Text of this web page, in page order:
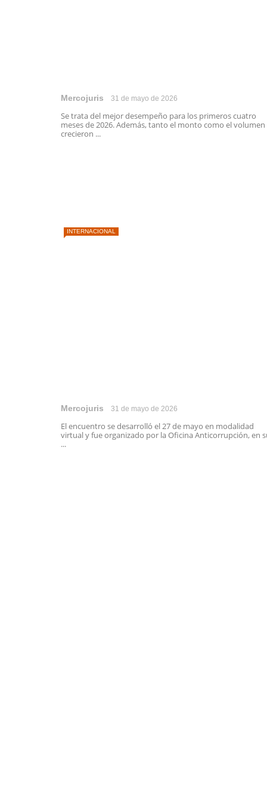
Mercojuris 31 de mayo de 2026
Se trata del mejor desempeño para los primeros cuatro
meses de 2026. Además, tanto el monto como el volumen
crecieron ...
INTERNACIONAL
Mercojuris 31 de mayo de 2026
El encuentro se desarrolló el 27 de mayo en modalidad
virtual y fue organizado por la Oficina Anticorrupción, en
...